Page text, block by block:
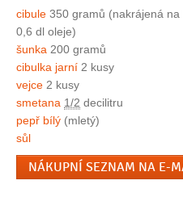
cibule 350 gramů (nakrájená
0,6 dl oleje)
šunka 200 gramů
cibulka jarní 2 kusy
vejce 2 kusy
smetana 1/2 decilitru
pepř bílý (mletý)
sůl
NÁKUPNÍ SEZNAM NA E-